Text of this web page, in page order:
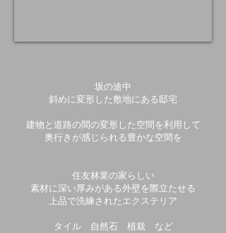
坂の途中
斜めに変形した敷地にある邸宅
建物と道路の間の変形した空間を利用して
奥行きが感じられる豊かな空間を
住友林業の家らしい
素材に深い厚みがある外壁を際立たせる
上品で洗練されたエクステリア
タイル 自然石 植栽 など